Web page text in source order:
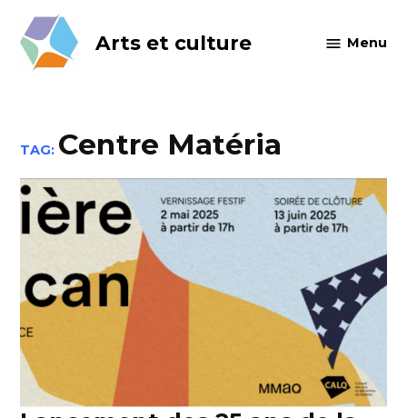
content
Arts et culture Menu
TAG: Centre Matéria